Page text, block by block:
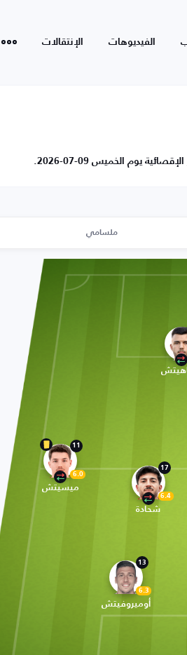
الفيديوهات الإنتقالات
يوم الخميس 09-07-2026.
ملسامي
11
6.0
ميسيتش
17
6.4
شحادة
13
6.3
أوميروفيتش